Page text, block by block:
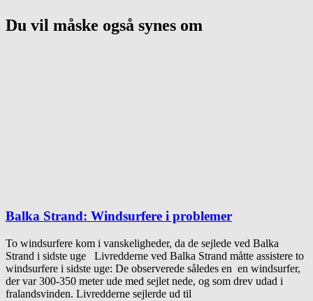
Du vil måske også synes om
Balka Strand: Windsurfere i problemer
To windsurfere kom i vanskeligheder, da de sejlede ved Balka
Strand i sidste uge Livredderne ved Balka Strand måtte assistere to
windsurfere i sidste uge: De observerede således en en windsurfer,
der var 300-350 meter ude med sejlet nede, og som drev udad i
fralandsvinden. Livredderne sejlerde ud til